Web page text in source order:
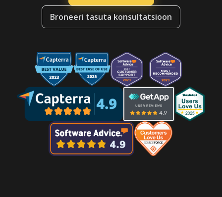
Broneeri tasuta konsultatsioon